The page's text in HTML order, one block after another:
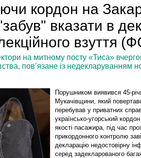
кордон на
вказати в
взуття
на митному посту «Тиса»
пов’язане із недекларуванням
Порушником виявився 45-
Мукачівщини, який
перебував у приватних
українсько-угорський
якості пасажира, під час
прикордонного контролю
декларацію недостовірну
серед задекларованого